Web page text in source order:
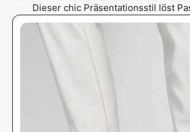
Dieser chic Präsentationsstil löst
Absatzhöhenbedenken für
weltweit. Das Design wurde
maximale Authentizität zu